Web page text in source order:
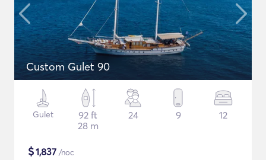
Custom Gulet 90
Gulet
92 ft
28 m
24 9 12
$1,837 /noc